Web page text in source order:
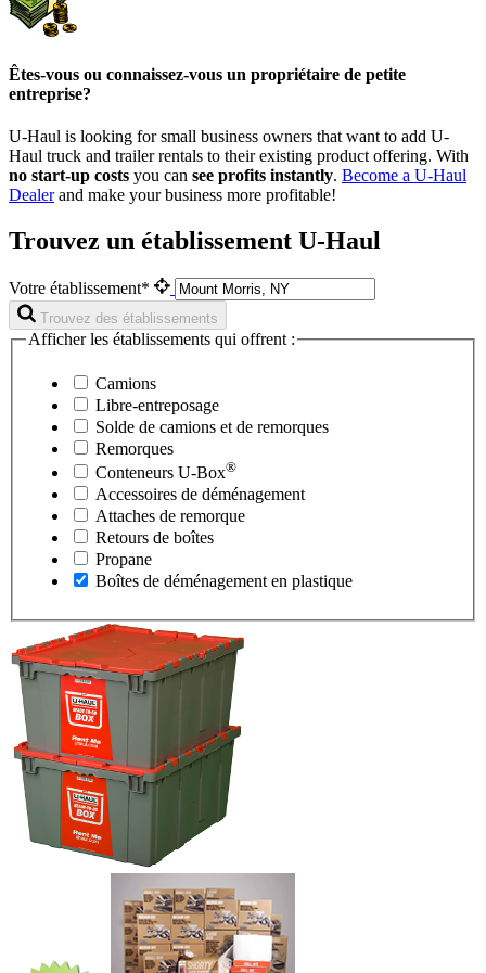
Êtes-vous ou connaissez-vous un propriétaire de petite
entreprise?
U-Haul is looking for small business owners that want to add U-
Haul truck and trailer rentals to their existing product offering. With
no start-up costs you can see profits instantly. Become a U-Haul
Dealerand make your business more profitable!
Trouvez un établissement U-Haul
Votre établissement*
Trouvez des établissements
Afficher les établissements qui offrent :
Camions
Libre-entreposage
Solde de camions et de remorques
Remorques
Conteneurs U-Box®
Accessoires de déménagement
Attaches de remorque
Retours de boîtes
Propane
Boîtes de déménagement en plastique